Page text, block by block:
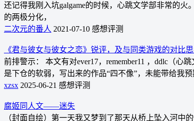
还记得我刚入坑galgame的时候，心跳文学部非常的
的两极分化，
二次元的番人 2021-07-10 感想评测
《君与彼女与彼女之恋》锐评，及与同类游戏的对比
前排警示： 本文有对ever17，remember11 ，ddlc（
是下仓的软弱，写出来的作品“四不像”，未能带给我
xzsx 2025-06-21 感想评测
腐姬同人文——迷失
（封面自绘）第一天我又梦到了那天从桥上坠入河